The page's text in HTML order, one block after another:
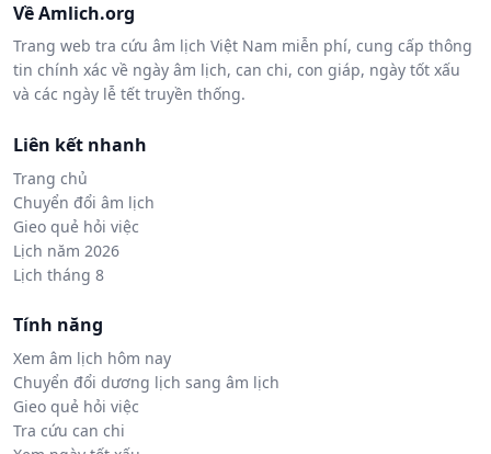
Về Amlich.org
Trang web tra cứu âm lịch Việt Nam miễn phí, cung cấp thông
tin chính xác về ngày âm lịch, can chi, con giáp, ngày tốt xấu
và các ngày lễ tết truyền thống.
Liên kết nhanh
Trang chủ
Chuyển đổi âm lịch
Gieo quẻ hỏi việc
Lịch năm 2026
Lịch tháng 8
Tính năng
Xem âm lịch hôm nay
Chuyển đổi dương lịch sang âm lịch
Gieo quẻ hỏi việc
Tra cứu can chi